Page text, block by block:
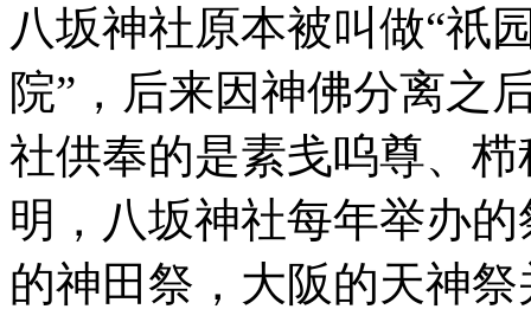
八坂神社原本被叫做“祇
院”，后来因神佛分离之
社供奉的是素戋呜尊、
明，八坂神社每年举办
的神田祭，大阪的天神